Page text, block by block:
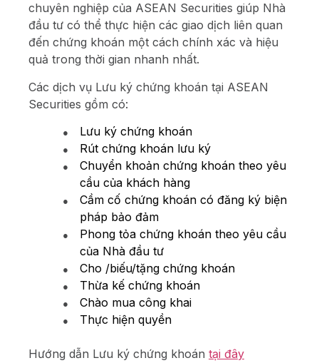
chuyên nghiệp của ASEAN Securities giúp Nhà
đầu tư có thể thực hiện các giao dịch liên quan
đến chứng khoán một cách chính xác và hiệu
quả trong thời gian nhanh nhất.
Các dịch vụ Lưu ký chứng khoán tại ASEAN
Securities gồm có:
● Lưu ký chứng khoán
● Rút chứng khoán lưu ký
●
Chuyển khoản chứng khoán theo yêu
cầu của khách hàng
●
Cầm cố chứng khoán có đăng ký biện
pháp bảo đảm
●
Phong tỏa chứng khoán theo yêu cầu
của Nhà đầu tư
● Cho /biếu/tặng chứng khoán
● Thừa kế chứng khoán
● Chào mua công khai
● Thực hiện quyền
Hướng dẫn Lưu ký chứng khoán tại đây